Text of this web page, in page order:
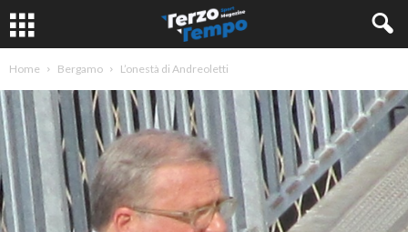
Home Bergamo L’onestà di Andreoletti